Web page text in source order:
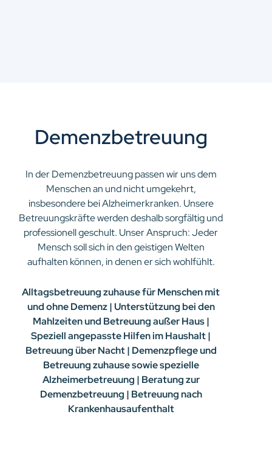
Demenzbetreuung
In der Demenzbetreuung passen wir uns dem
Menschen an und nicht umgekehrt,
insbesondere bei Alzheimerkranken. Unsere
Betreuungskräfte werden deshalb sorgfältig und
professionell geschult. Unser Anspruch: Jeder
Mensch soll sich in den geistigen Welten
aufhalten können, in denen er sich wohlfühlt.
Alltagsbetreuung zuhause für Menschen mit
und ohne Demenz | Unterstützung bei den
Mahlzeiten und Betreuung außer Haus |
Speziell angepasste Hilfen im Haushalt |
Betreuung über Nacht | Demenzpflege und
Betreuung zuhause sowie spezielle
Alzheimerbetreuung | Beratung zur
Demenzbetreuung | Betreuung nach
Krankenhausaufenthalt